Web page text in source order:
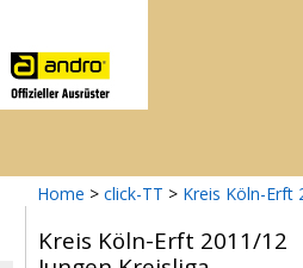
Home > click-TT > Kreis Köln-Erft
Kreis Köln-Erft 2011/12